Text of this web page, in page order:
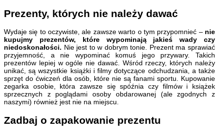
Prezenty, których nie należy dawać
Wydaje się to oczywiste, ale zawsze warto o tym przypomnieć – nie
kupujmy prezentów, które wypominają jakieś wady czy
niedoskonałości. Nie jest to w dobrym tonie. Prezent ma sprawiać
przyjemność, a nie wypominać komuś jego przywary. Takich
prezentów lepiej w ogóle nie dawać. Wśród rzeczy, których należy
unikać, są wszystkie książki i filmy dotyczące odchudzania, a także
sprzęt do ćwiczeń dla osób, które nie są fanami sportu. Kupowanie
zegarka osobie, która zawsze się spóźnia czy filmów i książek
sprzecznych z poglądami osoby obdarowanej (ale zgodnych z
naszymi) również jest nie na miejscu.
Zadbaj o zapakowanie prezentu